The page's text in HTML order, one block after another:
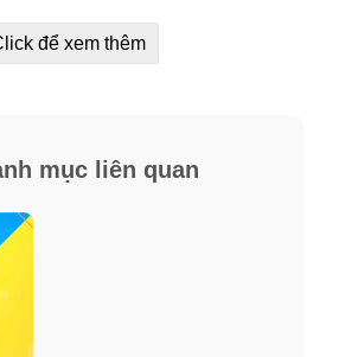
Advanced Infant Formula 2′-FL
ngon và có mùi béo ngậy khiến
để xem thêm
mục liên quan